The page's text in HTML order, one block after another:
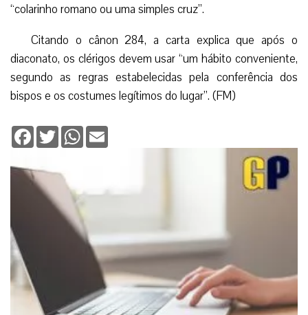
“colarinho romano ou uma simples cruz”.
Citando o cânon 284, a carta explica que após o
diaconato, os clérigos devem usar “um hábito conveniente,
segundo as regras estabelecidas pela conferência dos
bispos e os costumes legítimos do lugar”. (FM)
Facebook
TwitterWhatsApp